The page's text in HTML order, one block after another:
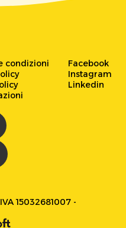
condizioni
Facebook
Instagram
Linkedin
15032681007 -